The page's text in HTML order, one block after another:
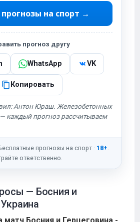
на спорт →
прогноз другу
WhatsApp VK
Копировать
Антон Юраш. Железобетонных
— каждый прогноз рассчитываем
прогнозы на спорт · 18+.
ответственно.
— Босния и